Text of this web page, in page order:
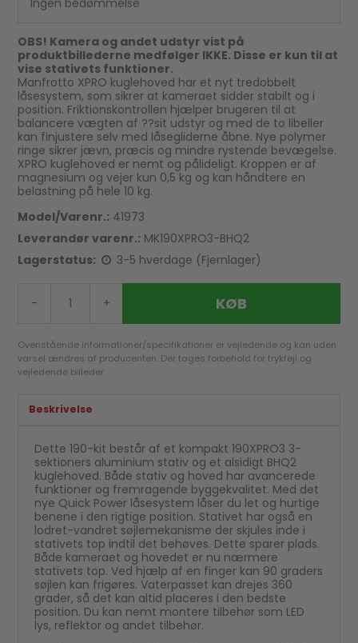
Ingen bedømmelse
OBS! Kamera og andet udstyr vist på
produktbillederne medfølger IKKE. Disse er kun til at
vise stativets funktioner.
Manfrotto XPRO kuglehoved har et nyt tredobbelt
låsesystem, som sikrer at kameraet sidder stabilt og i
position. Friktionskontrollen hjælper brugeren til at
balancere vægten af ??sit udstyr og med de to libeller
kan finjustere selv med låsegliderne åbne. Nye polymer
ringe sikrer jævn, præcis og mindre rystende bevægelse.
XPRO kuglehoved er nemt og pålideligt. Kroppen er af
magnesium og vejer kun 0,5 kg og kan håndtere en
belastning på hele 10 kg.
Model/Varenr.: 41973
Leverandør varenr.: MK190XPRO3-BHQ2
Lagerstatus:
3-5 hverdage (Fjernlager)
- + KØB
Ovenstående informationer/specifikationer er vejledende og kan uden
varsel ændres af producenten. Der tages forbehold for trykfejl og
vejledende billeder.
Beskrivelse
Dette 190-kit består af et kompakt 190XPRO3 3-
sektioners aluminium stativ og et alsidigt BHQ2
kuglehoved. Både stativ og hoved har avancerede
funktioner og fremragende byggekvalitet. Med det
nye Quick Power låsesystem låser du let og hurtige
benene i den rigtige position. Stativet har også en
lodret-vandret søjlemekanisme der skjules inde i
stativets top indtil det behøves. Dette sparer plads.
Både kameraet og hovedet er nu nærmere
stativets top. Ved hjælp af en finger kan 90 graders
søjlen kan frigøres. Vaterpasset kan drejes 360
grader, så det kan altid placeres i den bedste
position. Du kan nemt montere tilbehør som LED
lys, reflektor og andet tilbehør.